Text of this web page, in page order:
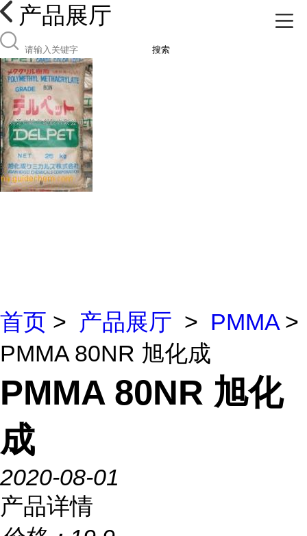
产品展厅
搜索
首页 > 产品展厅 > PMMA >
PMMA 80NR 旭化成
PMMA 80NR 旭化
成
2020-08-01
产品详情